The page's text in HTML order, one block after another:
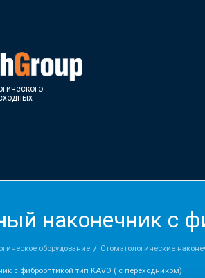
наконечник с
оборудование Стоматологические
с фиброоптикой тип KAVO ( c переходником)